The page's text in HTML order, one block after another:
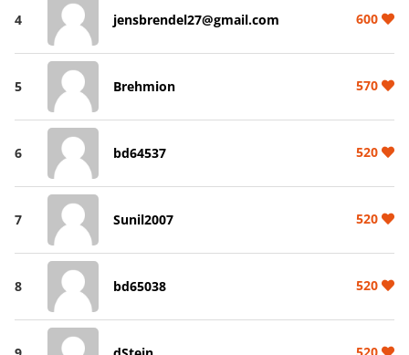
4 jensbrendel27@gmail.com 600
5 Brehmion 570
6 bd64537 520
7 Sunil2007 520
8 bd65038 520